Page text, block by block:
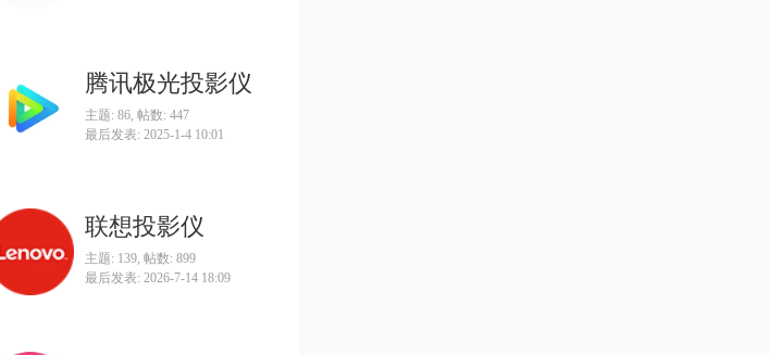
腾讯极光投影仪
主题: 86, 帖数: 447
最后发表: 2025-1-4 10:01
联想投影仪
主题: 139, 帖数: 899
最后发表: 2026-7-14 18:09